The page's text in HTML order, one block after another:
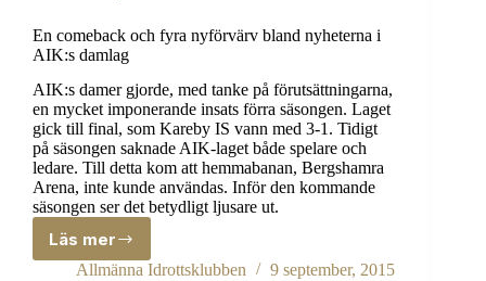
En comeback och fyra nyförvärv bland nyheterna i
AIK:s damlag
AIK:s damer gjorde, med tanke på förutsättningarna,
en mycket imponerande insats förra säsongen. Laget
gick till final, som Kareby IS vann med 3-1. Tidigt
på säsongen saknade AIK-laget både spelare och
ledare. Till detta kom att hemmabanan, Bergshamra
Arena, inte kunde användas. Inför den kommande
säsongen ser det betydligt ljusare ut.
Läs mer
En
comeback
Allmänna Idrottsklubben 9 september, 2015